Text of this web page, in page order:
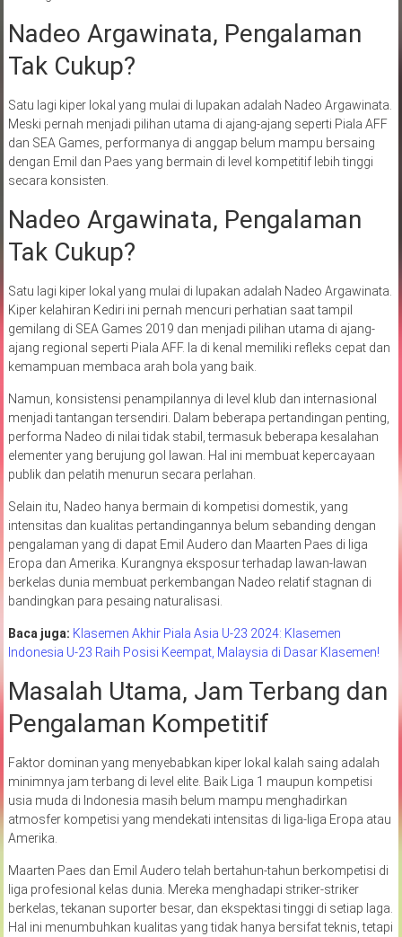
Nadeo Argawinata, Pengalaman
Tak Cukup?
Satu lagi kiper lokal yang mulai di lupakan adalah Nadeo Argawinata.
Meski pernah menjadi pilihan utama di ajang-ajang seperti Piala AFF
dan SEA Games, performanya di anggap belum mampu bersaing
dengan Emil dan Paes yang bermain di level kompetitif lebih tinggi
secara konsisten.
Nadeo Argawinata, Pengalaman
Tak Cukup?
Satu lagi kiper lokal yang mulai di lupakan adalah Nadeo Argawinata.
Kiper kelahiran Kediri ini pernah mencuri perhatian saat tampil
gemilang di SEA Games 2019 dan menjadi pilihan utama di ajang-
ajang regional seperti Piala AFF. Ia di kenal memiliki refleks cepat dan
kemampuan membaca arah bola yang baik.
Namun, konsistensi penampilannya di level klub dan internasional
menjadi tantangan tersendiri. Dalam beberapa pertandingan penting,
performa Nadeo di nilai tidak stabil, termasuk beberapa kesalahan
elementer yang berujung gol lawan. Hal ini membuat kepercayaan
publik dan pelatih menurun secara perlahan.
Selain itu, Nadeo hanya bermain di kompetisi domestik, yang
intensitas dan kualitas pertandingannya belum sebanding dengan
pengalaman yang di dapat Emil Audero dan Maarten Paes di liga
Eropa dan Amerika. Kurangnya eksposur terhadap lawan-lawan
berkelas dunia membuat perkembangan Nadeo relatif stagnan di
bandingkan para pesaing naturalisasi.
Baca juga: Klasemen Akhir Piala Asia U-23 2024: Klasemen
Indonesia U-23 Raih Posisi Keempat, Malaysia di Dasar Klasemen!
Masalah Utama, Jam Terbang dan
Pengalaman Kompetitif
Faktor dominan yang menyebabkan kiper lokal kalah saing adalah
minimnya jam terbang di level elite. Baik Liga 1 maupun kompetisi
usia muda di Indonesia masih belum mampu menghadirkan
atmosfer kompetisi yang mendekati intensitas di liga-liga Eropa atau
Amerika.
Maarten Paes dan Emil Audero telah bertahun-tahun berkompetisi di
liga profesional kelas dunia. Mereka menghadapi striker-striker
berkelas, tekanan suporter besar, dan ekspektasi tinggi di setiap laga.
Hal ini menumbuhkan kualitas yang tidak hanya bersifat teknis, tetapi